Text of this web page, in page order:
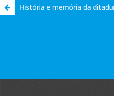
História e memória da